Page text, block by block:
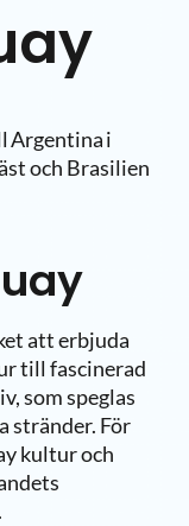
Argentinai
och Brasilien
att erbjuda
till fascinerad
, som speglas
a stränder. För
kulturoch